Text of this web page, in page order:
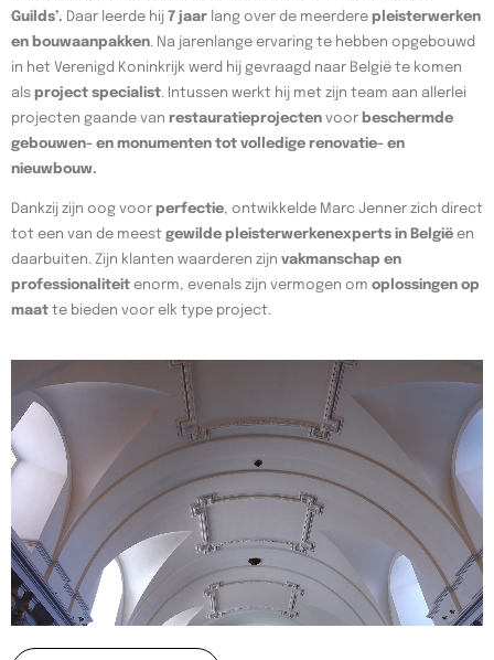
Guilds’. Daar leerde hij 7 jaar lang over de meerdere pleisterwerken
en bouwaanpakken. Na jarenlange ervaring te hebben opgebouwd
in het Verenigd Koninkrijk werd hij gevraagd naar België te komen
als project specialist. Intussen werkt hij met zijn team aan allerlei
projecten gaande van restauratieprojecten voor beschermde
gebouwen- en monumenten tot volledige renovatie- en
nieuwbouw.
Dankzij zijn oog voor perfectie, ontwikkelde Marc Jenner zich direct
tot een van de meest gewilde pleisterwerkenexperts in België en
daarbuiten. Zijn klanten waarderen zijn vakmanschap en
professionaliteit enorm, evenals zijn vermogen om oplossingen op
maat te bieden voor elk type project.